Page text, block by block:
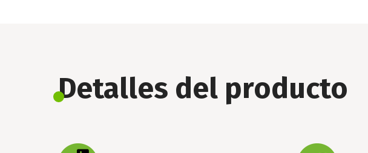
Detalles del producto